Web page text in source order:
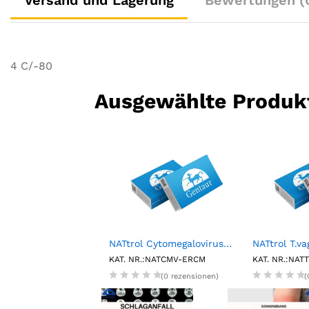
4 C/-80
Ausgewählte
NATtrol Cytomegalovirus (CMV) Strain:AD-169 External Run Control, Medium (6X1mL)
KAT. NR.:NATCMV-ERCM
(0 rezensionen)
KAT.